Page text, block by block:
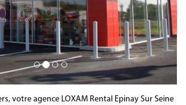
votre agence LOXAM Rental Epinay Sur Seine